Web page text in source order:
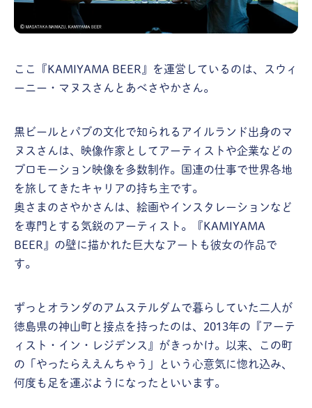
ここ『KAMIYAMA BEER』を運営しているのは、スウィ
ーニー・マヌスさんとあべさやかさん。
黒ビールとパブの文化で知られるアイルランド出身のマ
ヌスさんは、映像作家としてアーティストや企業などの
プロモーション映像を多数制作。国連の仕事で世界各地
を旅してきたキャリアの持ち主です。
奥さまのさやかさんは、絵画やインスタレーションなど
を専門とする気鋭のアーティスト。『KAMIYAMA
BEER』の壁に描かれた巨大なアートも彼女の作品で
す。
ずっとオランダのアムステルダムで暮らしていた二人が
徳島県の神山町と接点を持ったのは、2013年の『アーテ
ィスト・イン・レジデンス』がきっかけ。以来、この町
の「やったらええんちゃう」という心意気に惚れ込み、
何度も足を運ぶようになったといいます。